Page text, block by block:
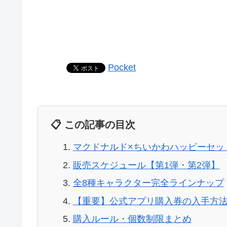
Pocket
📋 この記事の目次
マクドナルド×ちいかわハッピーセッ
販売スケジュール【第1弾・第2弾】
全8種キャラクター完全ラインナップ
【重要】公式アプリ購入券の入手方
購入ルール・個数制限まとめ